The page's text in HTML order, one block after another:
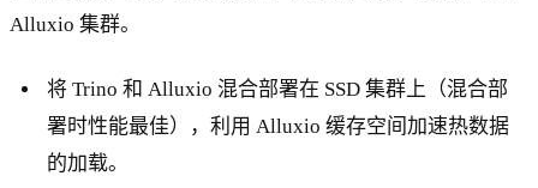
Alluxio 集群。
将 Trino 和 Alluxio 混合部署在 SSD 集群上（混合部
署时性能最佳），利用 Alluxio 缓存空间加速热数据
的加载。